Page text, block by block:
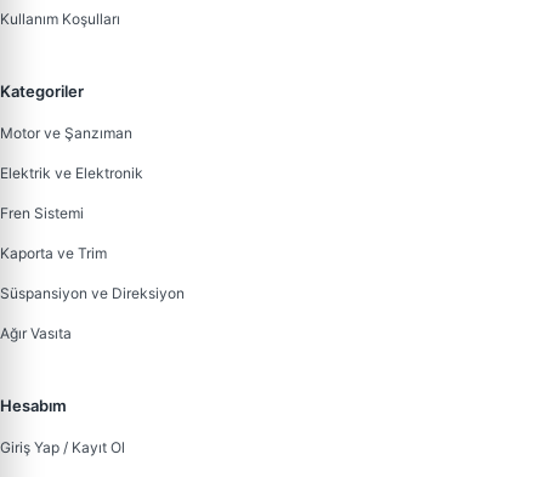
Kullanım Koşulları
Kategoriler
Motor ve Şanzıman
Elektrik ve Elektronik
Fren Sistemi
Kaporta ve Trim
Süspansiyon ve Direksiyon
Ağır Vasıta
Hesabım
Giriş Yap / Kayıt Ol